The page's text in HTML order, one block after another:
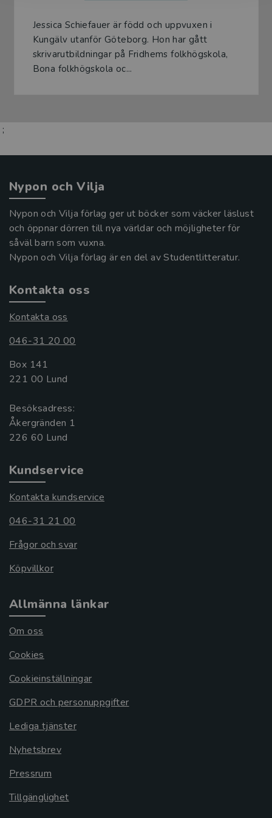
Jessica Schiefauer är född och uppvuxen i
Kungälv utanför Göteborg. Hon har gått
skrivarutbildningar på Fridhems folkhögskola,
Bona folkhögskola oc...
;
Nypon och Vilja
Nypon och Vilja förlag ger ut böcker som väcker läslust
och öppnar dörren till nya världar och möjligheter för
såväl barn som vuxna.
Nypon och Vilja förlag är en del av Studentlitteratur.
Kontakta oss
Kontakta oss
046-31 20 00
Box 141
221 00 Lund
Besöksadress:
Åkergränden 1
Kundservice
Kontakta kundservice
046-31 21 00
Frågor och svar
Köpvillkor
Allmänna länkar
Om oss
Cookies
Cookieinställningar
GDPR och personuppgifter
Lediga tjänster
Nyhetsbrev
Pressrum
Tillgänglighet